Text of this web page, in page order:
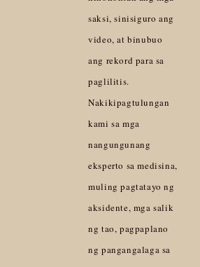
saksi, sinisiguro ang
video, at binubuo
ang rekord para sa
paglilitis.
Nakikipagtulungan
kami sa mga
nangungunang
eksperto sa medisina,
muling pagtatayo ng
aksidente, mga salik
ng tao, pagpaplano
ng pangangalaga sa